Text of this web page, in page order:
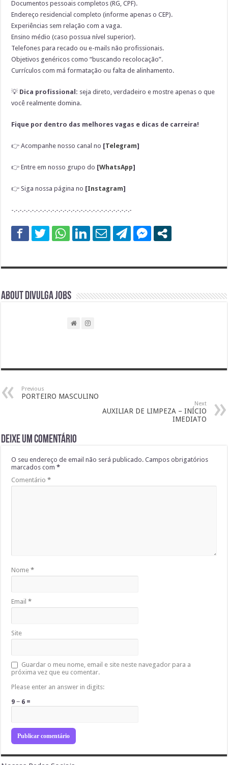
Documentos pessoais completos (RG, CPF).
Endereço residencial completo (informe apenas o CEP).
Experiências sem relação com a vaga.
Ensino médio (caso possua nível superior).
Telefones para recado ou e-mails não profissionais.
Objetivos genéricos como “buscando recolocação”.
Currículos com má formatação ou falta de alinhamento.
💡 Dica profissional: seja direto, verdadeiro e mostre apenas o que
você realmente domina.
Fique por dentro das melhores vagas e dicas de carreira!
👉 Acompanhe nosso canal no [Telegram]
👉 Entre em nosso grupo do [WhatsApp]
👉 Siga nossa página no [Instagram]
-.-.-.-.-.-.-.-.-.-.-.-.-.-.-.-.-.-.-.-.-.-.-.-.-.-.-.-.-.-
About DIVULGA JOBS
Previous
PORTEIRO MASCULINO
Next
AUXILIAR DE LIMPEZA – INÍCIO
IMEDIATO
Deixe um comentário
O seu endereço de email não será publicado. Campos obrigatórios
marcados com*
Comentário*
Nome*
Email*
Site
Guardar o meu nome, email e site neste navegador para a
próxima vez que eu comentar.
Please enter an answer in digits:
9 − 6 =